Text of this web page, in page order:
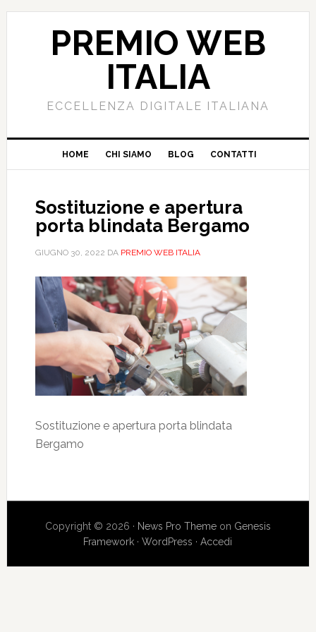
PREMIO WEB
ITALIA
ECCELLENZA DIGITALE ITALIANA
HOME CHI SIAMO BLOG CONTATTI
Sostituzione e apertura
porta blindata Bergamo
GIUGNO 30, 2022 DA PREMIO WEB ITALIA
Sostituzione e apertura porta blindata
Bergamo
Copyright © 2026 · News Pro Themeon Genesis
Framework ·WordPress ·Accedi